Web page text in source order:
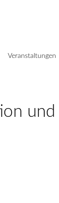
Veranstaltungen
und